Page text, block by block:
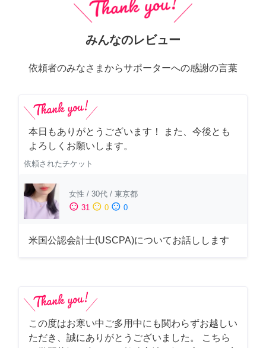
みんなのレビュー
依頼者のみなさまからサポーターへの感謝の言葉
本日もありがとうございます！ また、今後とも
よろしくお願いします。
依頼されたチケット
女性 / 30代 / 東京都
sentiment_satisfied 31 sentiment_neutral 0 sentiment_dissatisfied 0
米国公認会計士(USCPA)についてお話しします
この度はお寒い中ご多用中にも関わらずお越しい
ただき、誠にありがとうございました。 こちら